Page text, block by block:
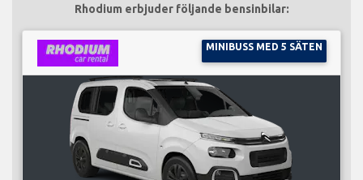
Rhodium erbjuder följande bensinbilar:
MINIBUSS MED 5 SÄTEN